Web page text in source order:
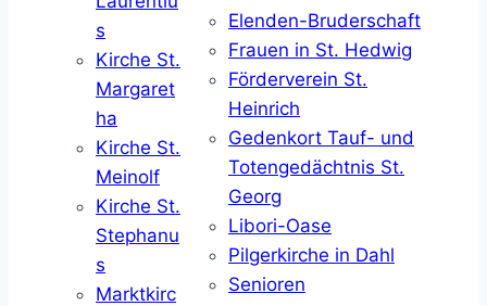
s
Kirche St.
Margaret
ha
Kirche St.
Meinolf
Kirche St.
Stephanu
s
Marktkirc
Elenden-Bruderschaft
Frauen in St. Hedwig
Förderverein St.
Heinrich
Gedenkort Tauf- und
Totengedächtnis St.
Georg
Libori-Oase
Pilgerkirche in Dahl
Senioren